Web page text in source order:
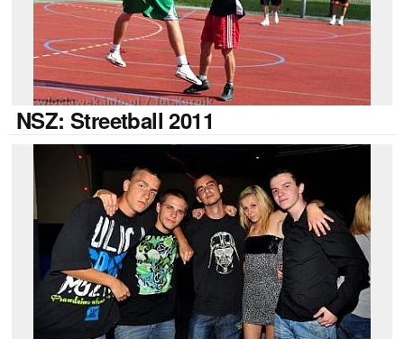
NSZ: Streetball 2011